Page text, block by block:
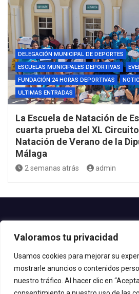
Valoramos tu privacidad
Usamos cookies para mejorar su
mostrarle anuncios o contenidos
nuestro tráfico. Al hacer clic en
DELEGACIÓN MUNICIPAL DE DEPORTES
ESCUELAS MUNICIPALES DEPORTIVAS
FUNDACIÓN 24 HORAS DEPORTIVAS
ULTIMAS ENTRADAS
La Escuela de Natación de
cuarta prueba del XL
Natación de Verano de la
Málaga
2 semanas atrás admin
Teléfono: 952.80.24.44
© 2020 Delegación de Deportes